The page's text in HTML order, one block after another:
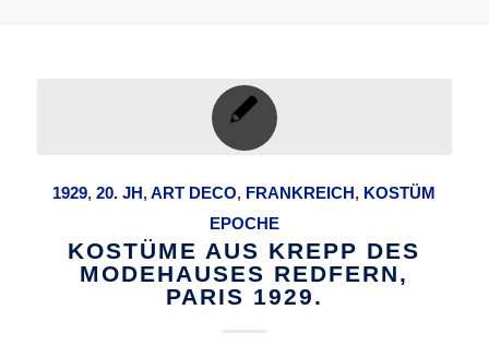
1929,20. JH,ART DECO, FRANKREICH, KOSTÜM
EPOCHE
KOSTÜME AUS KREPP DES
MODEHAUSES REDFERN,
PARIS 1929.